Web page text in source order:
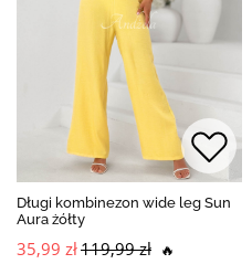
Długi kombinezon wide leg Sun
Aura żółty
35,99 zł119,99 zł 🔥